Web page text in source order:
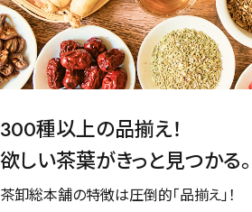
300種以上の品揃え！
欲しい茶葉がきっと見つかる。
茶卸総本舗の特徴は圧倒的「品揃え」！